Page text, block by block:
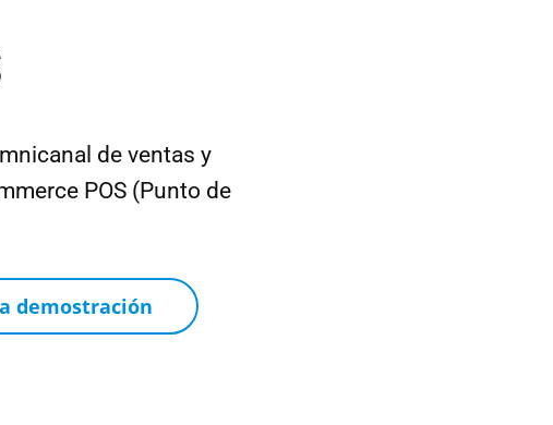
de ventas y
POS (Punto de
demostración